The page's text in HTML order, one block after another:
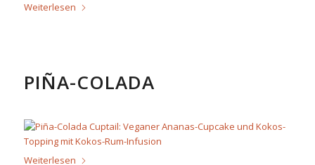
Weiterlesen
PIÑA-COLADA
Weiterlesen